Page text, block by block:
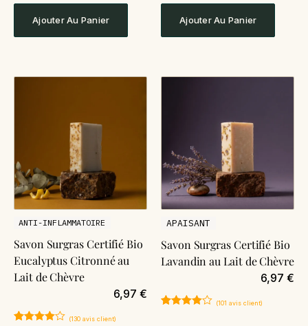
basé sur
notations
clientAjouter Au Panier
basé sur
notations
clientAjouter Au Panier
ANTI-INFLAMMATOIRE
Savon Surgras Certifié Bio
Eucalyptus Citronné au
Lait de Chèvre
6,97 €
(130avis client)
APAISANT
Savon Surgras Certifié Bio
Lavandin au Lait de Chèvre
6,97 €
(101 avis client)